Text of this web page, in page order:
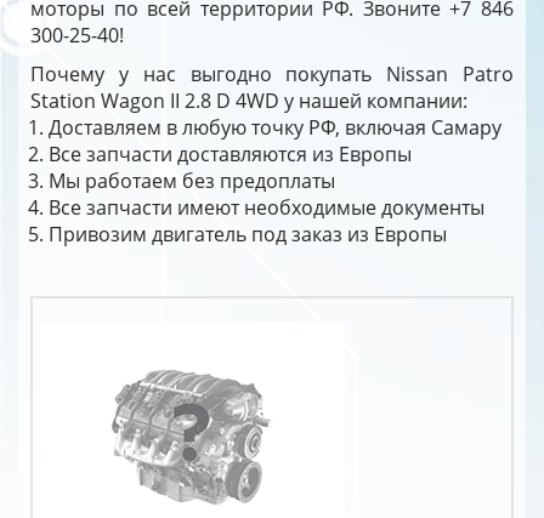
моторы по всей территории РФ. Звоните +7 846
300-25-40!
Почему у нас выгодно покупать Nissan Patro
Station Wagon II 2.8 D 4WD у нашей компании:
Доставляем в любую точку РФ, включая Самару
Все запчасти доставляются из Европы
Мы работаем без предоплаты
Все запчасти имеют необходимые документы
Привозим двигатель под заказ из Европы